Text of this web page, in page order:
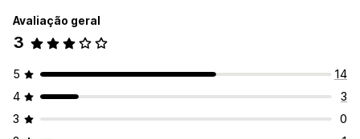
Avaliação geral
3
5
14
4
3
3
0